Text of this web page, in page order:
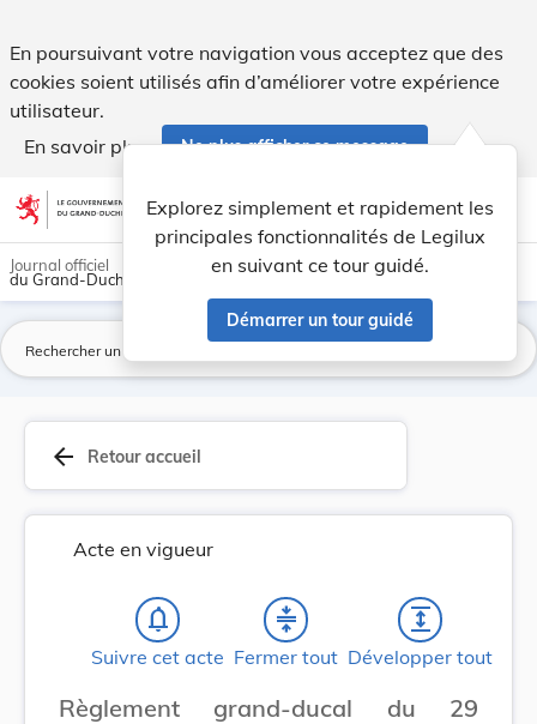
En poursuivant votre navigation vous acceptez que des
cookies soient utilisés afin d’améliorer votre expérience
utilisateur.
En savoir plus
Ne plus afficher ce message
Aller au contenu account_circle help Aide
Explorez simplement et rapidement les
principales fonctionnalités de Legilux
en suivant ce tour guidé.
Démarrer un tour guidé
light_mode dark_mode
Journal officiel
du Grand-Duché de Luxembourg
arrow_back Retour accueil
Acte en vigueur
notifications_none
Suivre cet acte
compress
Fermer tout
expand
Développer tout
Règlement grand-ducal du 29